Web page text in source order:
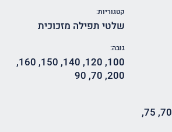
קטגוריות:
שלטי תפילה מזכוכית
גובה:
100
,
120
,
140
,
150
,
160
,
200
,
70
,
90
70
,
75
,